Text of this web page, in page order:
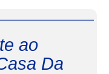
ao
Da